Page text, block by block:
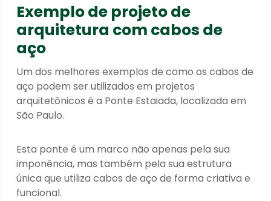
Exemplo de projeto de
arquitetura com cabos de
aço
Um dos melhores exemplos de como os cabos de
aço podem ser utilizados em projetos
arquitetônicos é a Ponte Estaiada, localizada em
São Paulo.
Esta ponte é um marco não apenas pela sua
imponência, mas também pela sua estrutura
única que utiliza cabos de aço de forma criativa e
funcional.